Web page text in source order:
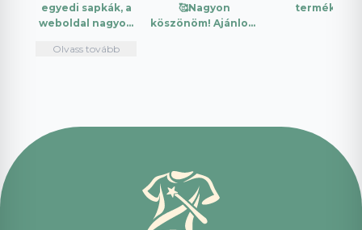
egyedi sapkák, a
weboldal nagyon
használni.
fogok innen
Olvass tovább
🥰Nagyon
köszönöm! Ajánlom
termék.